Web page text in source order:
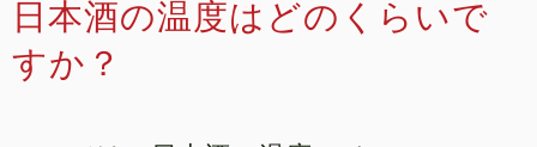
日本酒の温度はどのくらいで
すか？